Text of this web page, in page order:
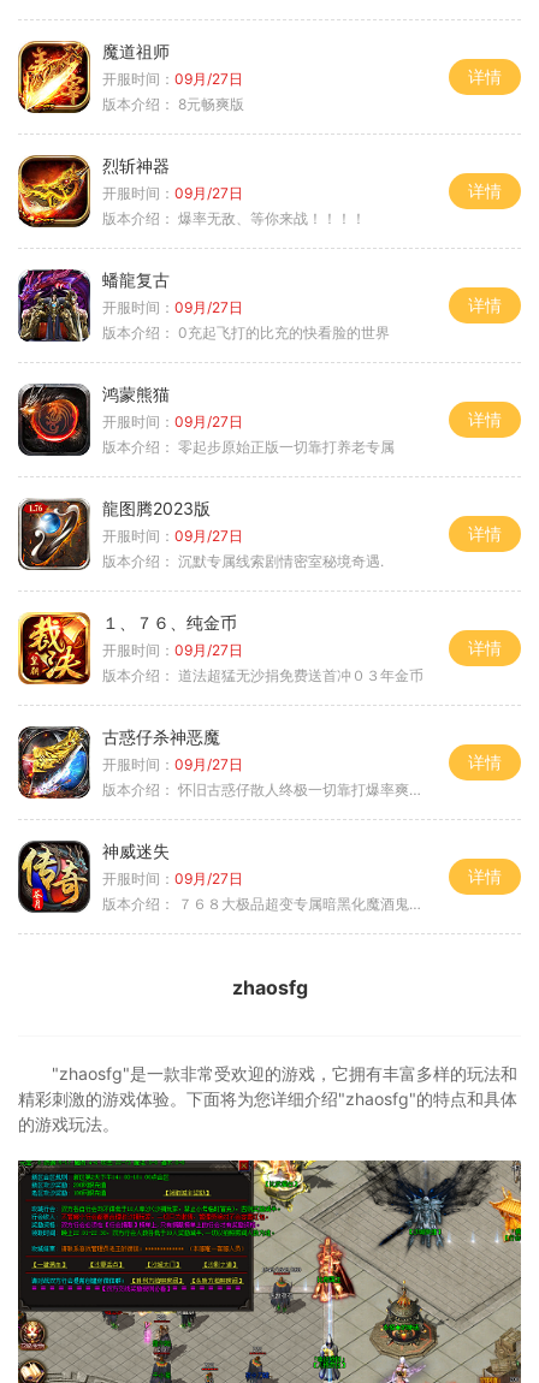
魔道祖师
开服时间： 09月/27日
版本介绍： 8元畅爽版
详情
烈斩神器
开服时间： 09月/27日
版本介绍： 爆率无敌、等你来战！！！！
详情
蟠龍复古
开服时间： 09月/27日
版本介绍： 0充起飞打的比充的快看脸的世界
详情
鸿蒙熊猫
开服时间： 09月/27日
版本介绍： 零起步原始正版一切靠打养老专属
详情
龍图腾2023版
开服时间： 09月/27日
版本介绍： 沉默专属线索剧情密室秘境奇遇.
详情
１、７６、纯金币
开服时间： 09月/27日
版本介绍： 道法超猛无沙捐免费送首冲０３年金币
详情
古惑仔杀神恶魔
开服时间： 09月/27日
版本介绍： 怀旧古惑仔散人终极一切靠打爆率爽翻天
详情
神威迷失
开服时间： 09月/27日
版本介绍：
７６８大极品超变专属暗黑化魔酒鬼微变合击火
详情
zhaosfg
"zhaosfg"是一款非常受欢迎的游戏，它拥有丰富多样的玩法和
精彩刺激的游戏体验。下面将为您详细介绍"zhaosfg"的特点和具体
的游戏玩法。